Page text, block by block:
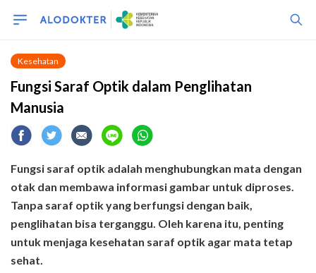
Kesehatan
Fungsi Saraf Optik dalam Penglihatan
Manusia
Fungsi saraf optik adalah menghubungkan mata dengan
otak dan membawa informasi gambar untuk diproses.
Tanpa saraf optik yang berfungsi dengan baik,
penglihatan bisa terganggu. Oleh karena itu, penting
untuk menjaga kesehatan saraf optik agar mata tetap
sehat.